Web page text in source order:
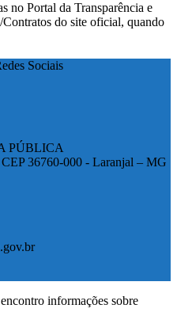
no Portal da Transparência e
Contratos do site oficial, quando
Sociais
PÚBLICA
36760-000 - Laranjal – MG
informações sobre